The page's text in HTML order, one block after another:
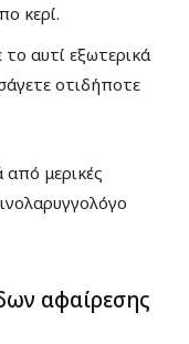
κερί.
αυτί εξωτερικά
οτιδήποτε
μερικές
αφαίρεσης